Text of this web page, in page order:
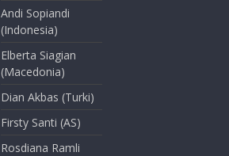
Andi Sopiandi
(Indonesia)
Elberta Siagian
(Macedonia)
Dian Akbas (Turki)
Firsty Santi (AS)
Rosdiana Ramli